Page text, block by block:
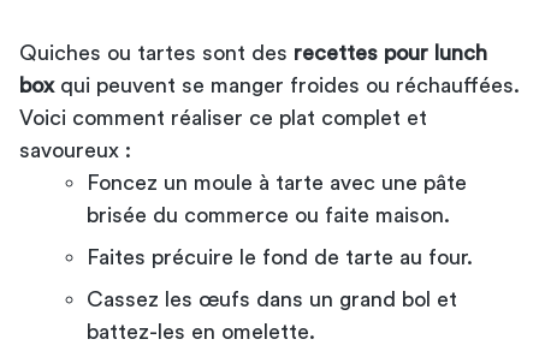
Quiches ou tartes sont des recettes pour lunch
boxqui peuvent se manger froides ou réchauffées.
Voici comment réaliser ce plat complet et
savoureux :
Foncez un moule à tarte avec une pâte
brisée du commerce ou faite maison.
Faites précuire le fond de tarte au four.
Cassez les œufs dans un grand bol et
battez-les en omelette.